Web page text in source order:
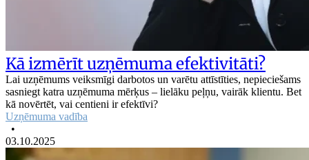
Kā izmērīt uzņēmuma efektivitāti?
Lai uzņēmums veiksmīgi darbotos un varētu attīstīties, nepieciešams
sasniegt katra uzņēmuma mērķus – lielāku peļņu, vairāk klientu. Bet
kā novērtēt, vai centieni ir efektīvi?
Uzņēmuma vadība
•
03.10.2025